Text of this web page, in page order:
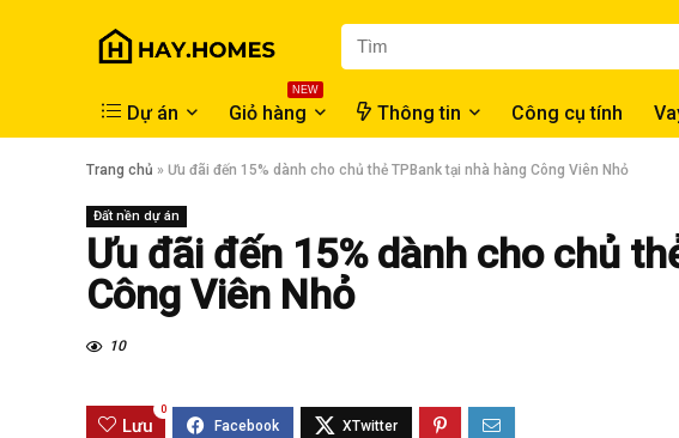
Dự án
NEW
Giỏ hàng Thông tin Công cụ tính
Trang chủ » Ưu đãi đến 15% dành cho chủ thẻ TPBank tại nhà hàng Công Viên Nhỏ
Đất nền dự án
Ưu đãi đến 15% dành cho chủ
Công Viên Nhỏ
10
Lưu
0